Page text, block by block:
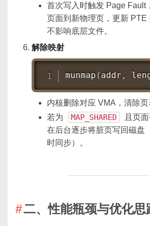
首次写入时触发 Page Fault
页面到新物理页，更新 PTE
不影响底层文件。
解除映射
munmap ( addr ,
内核删除对应 VMA，清除页
若为
MAP_SHARED
且页
在后台逐步将脏页写回磁盘
时同步）。
二、性能瓶颈与优化思